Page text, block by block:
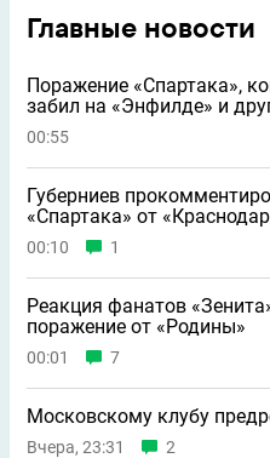
Главные новости
Поражение «Спартака»,
забил на «Энфилде» и
00:55
Губерниев
«Спартака» от
00:10 1
Реакция фанатов
поражение от «Родины»
00:01 7
Московскому клубу
Вчера, 23:31 2